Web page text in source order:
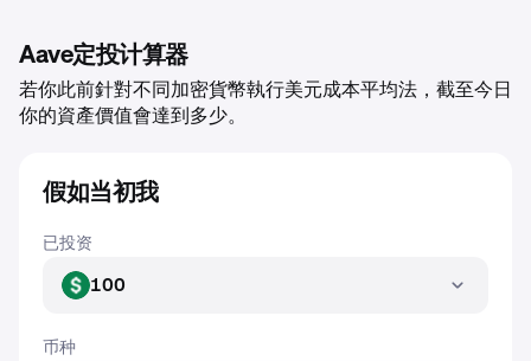
Aave定投计算器
若你此前針對不同加密貨幣執行美元成本平均法，截至今日
你的資產價值會達到多少。
假如当初我
已投资
USD 100
币种